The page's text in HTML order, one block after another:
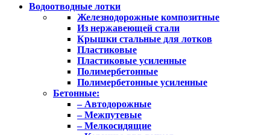
Водоотводные лотки
Железнодорожные композитные
Из нержавеющей стали
Крышки стальные для лотков
Пластиковые
Пластиковые усиленные
Полимербетонные
Полимербетонные усиленные
Бетонные:
– Автодорожные
– Межпутевые
– Мелкосидящие